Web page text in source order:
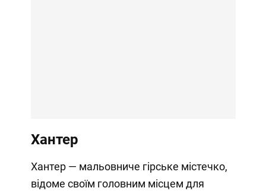
Хантер
Хантер — мальовниче гірське містечко,
відоме своїм головним місцем для